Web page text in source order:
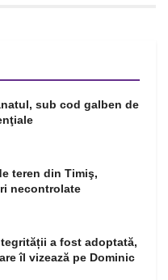
sub cod galben de
teren din Timiş,
necontrolate
a fost adoptată,
îl vizează pe Dominic